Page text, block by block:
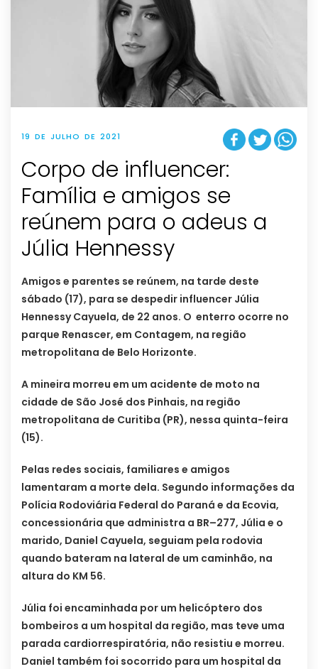
19 DE JULHO DE 2021
Corpo de influencer:
Família e amigos se
reúnem para o adeus a
Júlia Hennessy
Amigos e parentes se reúnem, na tarde deste
sábado (17), para se despedir influencer Júlia
Hennessy Cayuela, de 22 anos. O enterro ocorre no
parque Renascer, em Contagem, na região
metropolitana de Belo Horizonte.
A mineira morreu em um acidente de moto na
cidade de São José dos Pinhais, na região
metropolitana de Curitiba (PR), nessa quinta-feira
(15).
Pelas redes sociais, familiares e amigos
lamentaram a morte dela. Segundo informações da
Polícia Rodoviária Federal do Paraná e da Ecovia,
concessionária que administra a BR–277, Júlia e o
marido, Daniel Cayuela, seguiam pela rodovia
quando bateram na lateral de um caminhão, na
altura do KM 56.
Júlia foi encaminhada por um helicóptero dos
bombeiros a um hospital da região, mas teve uma
parada cardiorrespiratória, não resistiu e morreu.
Daniel também foi socorrido para um hospital da